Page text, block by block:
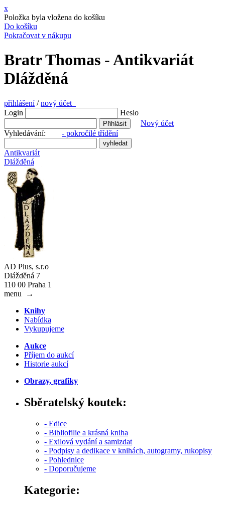
x
Položka byla vložena do košíku
Do košíku
Pokračovat v nákupu
Bratr Thomas - Antikvariát
Dlážděná
přihlášení/nový účet
Login
Heslo
Nový účet
Vyhledávání: - pokročilé třídění
Antikvariát
Dlážděná
AD Plus, s.r.o
Dlážděná 7
110 00 Praha 1
menu
→
Knihy
Nabídka
Vykupujeme
Aukce
Příjem do aukcí
Historie aukcí
Obrazy, grafiky
Sběratelský koutek:
- Edice
- Bibliofilie a krásná kniha
- Exilová vydání a samizdat
- Podpisy a dedikace v knihách, autogramy, rukopisy
- Pohlednice
- Doporučujeme
Kategorie: